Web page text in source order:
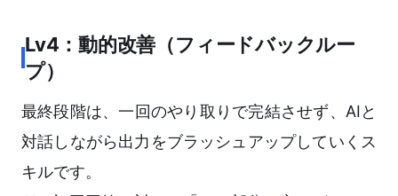
Lv4：動的改善（フィードバックルー
プ）
最終段階は、一回のやり取りで完結させず、AIと
対話しながら出力をブラッシュアップしていくス
キルです。